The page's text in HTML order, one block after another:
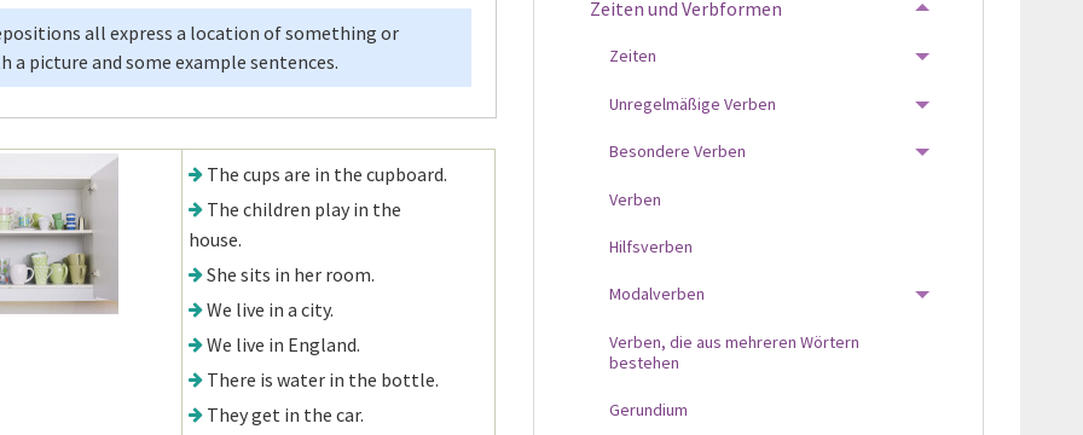
all express a location of something or
picture and some example sentences.
The cups are in the cupboard.
The children play in the
house.
She sits in her room.
We live in a city.
We live in England.
There is water in the bottle.
They get in the car.
Zeiten und Verbformen
TOGGLE MENU
Zeiten
TOGGLE MENU
Unregelmäßige Verben
TOGGLE MENU
Besondere Verben
TOGGLE MENU
Verben
Hilfsverben
Modalverben
TOGGLE MENU
Verben, die aus mehreren Wörtern
bestehen
Gerundium